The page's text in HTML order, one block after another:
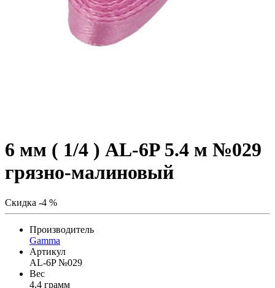
6 мм ( 1/4 ) AL-6P 5.4 м №029
грязно-малиновый
Скидка -4 %
Производитель
Gamma
Артикул
AL-6P №029
Вес
4,4 грамм